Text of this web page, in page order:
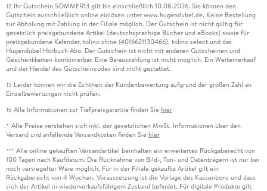
12 Ihr Gutschein SOMMER13 gilt bis einschließlich 10.08.2026. Sie können den
Gutschein ausschließlich online einlösen unter www.hugendubel.de. Keine Bestellung
zur Abholung mit Zahlung in der Filiale möglich. Der Gutschein ist nicht gültig für
gesetzlich preisgebundene Artikel (deutschsprachige Bücher und eBooks) sowie für
preisgebundene Kalender, tolino shine (4016621130466), tolino select und das
Hugendubel Hörbuch Abo. Der Gutschein ist nicht mit anderen Gutscheinen und
Geschenkkarten kombinierbar. Eine Barauszahlung ist nicht möglich. Ein Weiterverkauf
und der Handel des Gutscheincodes sind nicht gestattet.
15 Leider können wir die Echtheit der Kundenbewertung aufgrund der großen Zahl an
Einzelbewertungen nicht prüfen.
16 Alle Informationen zur Tiefpreisgarantie finden Sie hier
* Alle Preise verstehen sich inkl. der gesetzlichen MwSt. Informationen über den
Versand und anfallende Versandkosten finden Sie hier
*** Alle online gekauften Versandartikel beinhalten ein erweitertes Rückgaberecht von
100 Tagen nach Kaufdatum. Die Rücknahme von Bild-, Ton- und Datenträgern ist nur bei
noch versiegelter Ware möglich. Für in der Filiale gekaufte Artikel gilt ein
Rückgaberecht von 4 Wochen. Voraussetzung ist die Vorlage des Kassenbons und dass
sich der Artikel in wiederverkaufsfähigem Zustand befindet. Für digitale Produkte gilt